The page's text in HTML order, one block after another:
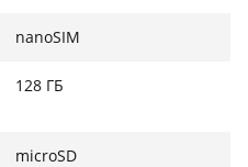
nanoSIM
128 ГБ
microSD